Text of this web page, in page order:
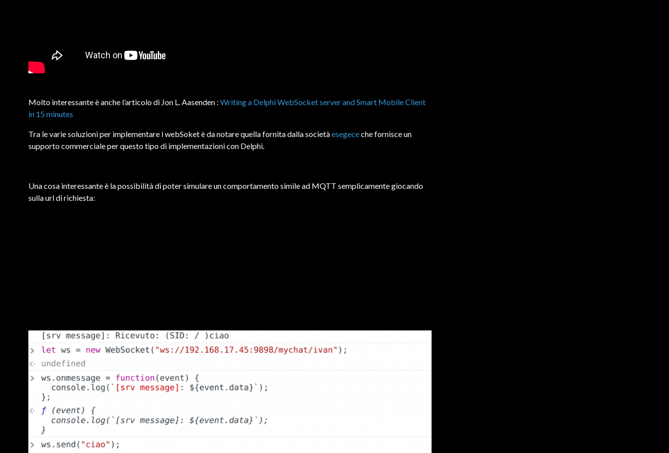
Molto interessante è anche l’articolo di Jon L. Aasenden : Writing a Delphi WebSocket server and Smart Mobile Client
in 15 minutes
Tra le varie soluzioni per implementare i webSoket è da notare quella fornita dalla societàesegeceche fornisce un
supporto commerciale per questo tipo di implementazioni con Delphi.
Una cosa interessante è la possibilità di poter simulare un comportamento simile ad MQTT semplicamente giocando
sulla url di richiesta: